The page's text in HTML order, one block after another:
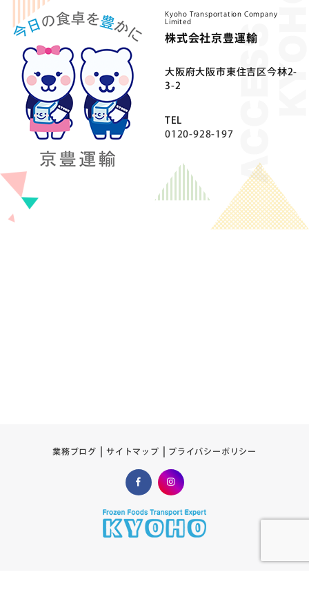
Kyoho Transportation Company
Limited
株式会社京豊運輸
⼤阪府⼤阪市東住吉区今林2-
3-2
TEL
0120-928-197
業務ブログ サイトマップ プライバシーポリシー